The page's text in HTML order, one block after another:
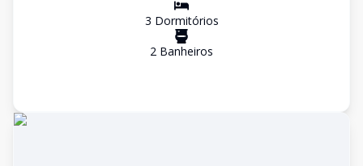
3 Dormitórios
2 Banheiros